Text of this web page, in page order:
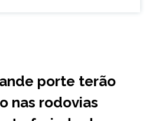
porte terão
nas rodovias